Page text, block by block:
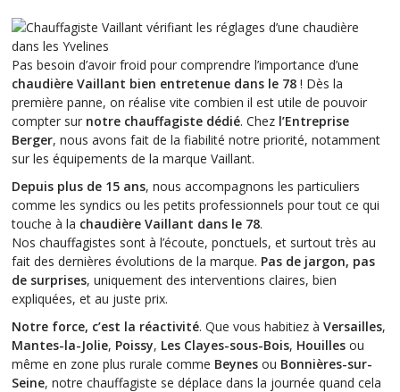
Pas besoin d’avoir froid pour comprendre l’importance d’une
chaudière Vaillant bien entretenue dans le 78 ! Dès la
première panne, on réalise vite combien il est utile de pouvoir
compter sur notre chauffagiste dédié. Chez l’Entreprise
Berger, nous avons fait de la fiabilité notre priorité, notamment
sur les équipements de la marque Vaillant.
Depuis plus de 15 ans, nous accompagnons les particuliers
comme les syndics ou les petits professionnels pour tout ce qui
touche à la chaudière Vaillant dans le 78.
Nos chauffagistes sont à l’écoute, ponctuels, et surtout très au
fait des dernières évolutions de la marque. Pas de jargon, pas
de surprises, uniquement des interventions claires, bien
expliquées, et au juste prix.
Notre force, c’est la réactivité. Que vous habitiez à Versailles,
Mantes-la-Jolie, Poissy, Les Clayes-sous-Bois, Houilles ou
même en zone plus rurale comme Beynes ou Bonnières-sur-
Seine, notre chauffagiste se déplace dans la journée quand cela